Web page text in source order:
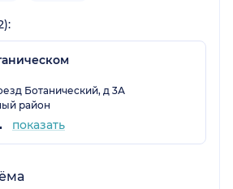
Ботанический, д 3А
район
64 показать